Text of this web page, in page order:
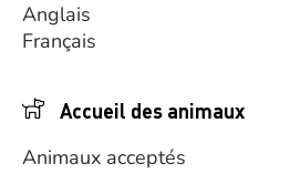
Anglais
Français
Accueil des animaux
Animaux acceptés